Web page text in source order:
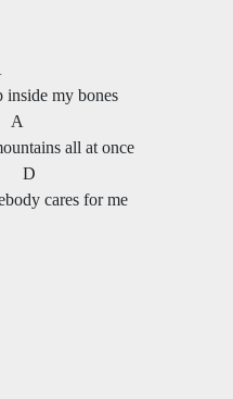
inside my bones
all at once
D
cares for me